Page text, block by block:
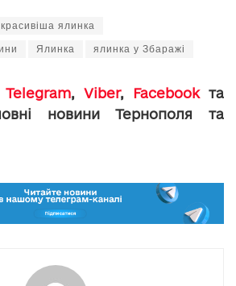
ялинка
Ялинка ялинка у Збаражі
Telegram, Viber, Facebookта
новини Тернополя та